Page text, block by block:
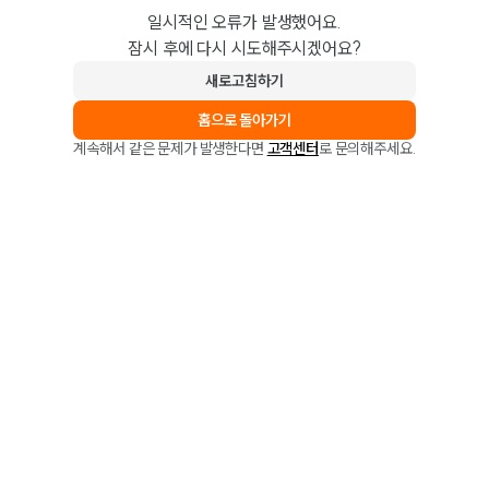
일시적인 오류가 발생했어요.
잠시 후에 다시 시도해주시겠어요?
새로고침하기
홈으로 돌아가기
계속해서 같은 문제가 발생한다면 고객센터로 문의해주세요.